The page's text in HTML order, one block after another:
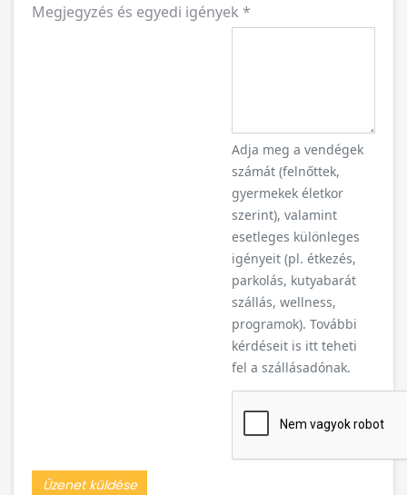
Megjegyzés és egyedi igények *
Adja meg a vendégek
számát (felnőttek,
gyermekek életkor
szerint), valamint
esetleges különleges
igényeit (pl. étkezés,
parkolás, kutyabarát
szállás, wellness,
programok). További
kérdéseit is itt teheti
fel a szállásadónak.
Üzenet küldése